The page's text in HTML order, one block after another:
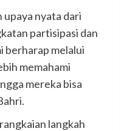
upaya nyata dari
partisipasi dan
berharap melalui
memahami
mereka bisa
langkah